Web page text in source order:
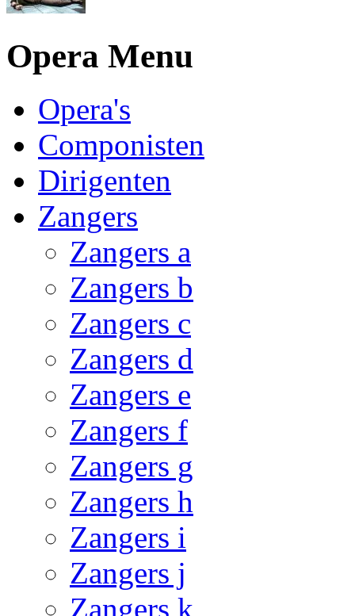
Opera Menu
Opera's
Componisten
Dirigenten
Zangers
Zangers a
Zangers b
Zangers c
Zangers d
Zangers e
Zangers f
Zangers g
Zangers h
Zangers i
Zangers j
Zangers k